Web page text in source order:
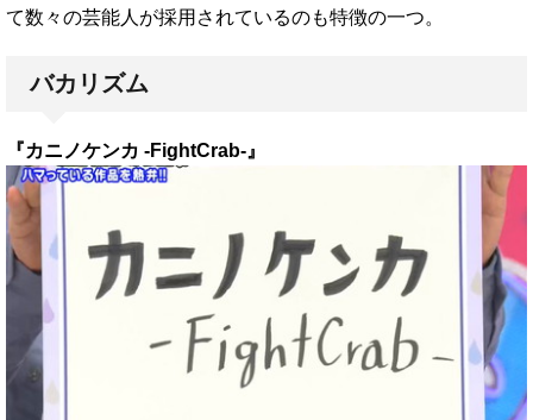
て数々の芸能人が採用されているのも特徴の一つ。
バカリズム
『カニノケンカ -FightCrab-』